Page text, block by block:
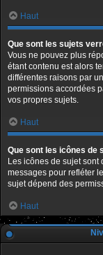
Haut
Que sont les sujets
Vous ne pouvez plus
étant contenu est alors
différentes raisons par
permissions accordées
vos propres sujets.
Haut
Que sont les icônes de
Les icônes de sujet
messages pour refléter
sujet dépend des
Haut